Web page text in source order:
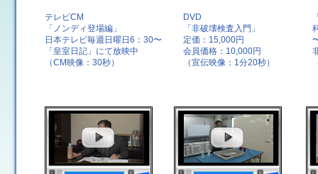
テレビCM
「ノンディ登場編」
日本テレビ毎週日曜日6：30〜
「皇室日記」にて放映中
（CM映像：30秒）
DVD
「非破壊検査入門」
定価：15,000円
会員価格：10,000円
（宣伝映像：1分20秒）